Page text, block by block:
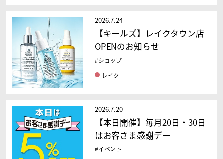
2026.7.24
【キールズ】レイクタウン店
OPENのお知らせ
#ショップ
レイク
2026.7.20
【本日開催】毎月20日・30日
はお客さま感謝デー
#イベント